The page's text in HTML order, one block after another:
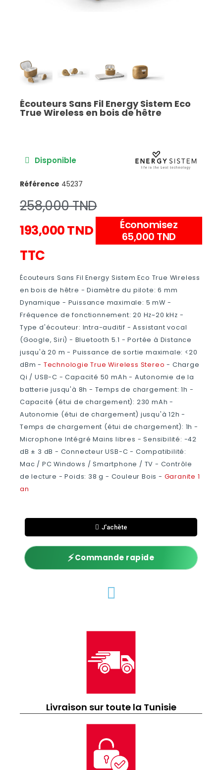
Écouteurs Sans Fil Energy Sistem Eco
True Wireless en bois de hêtre
Disponible
Référence 45237
258,000 TND
193,000 TND
Économisez
65,000 TND
TTC
Écouteurs Sans Fil Energy Sistem Eco True Wireless
en bois de hêtre - Diamètre du pilote: 6 mm
Dynamique - Puissance maximale: 5 mW -
Fréquence de fonctionnement: 20 Hz~20 kHz -
Type d'écouteur: Intra-auditif - Assistant vocal
(Google, Siri) - Bluetooth 5.1 - Portée à Distance
jusqu'à 20 m - Puissance de sortie maximale: <20
dBm - Technologie True Wireless Stereo- Charge
Qi / USB-C - Capacité 50 mAh - Autonomie de la
batterie jusqu'à 8h - Temps de chargement: 1h -
Capacité (étui de chargement): 230 mAh -
Autonomie (étui de chargement) jusqu'à 12h -
Temps de chargement (étui de chargement): 1h -
Microphone Intégré Mains libres - Sensibilité: -42
dB ± 3 dB - Connecteur USB-C - Compatibilité:
Mac / PC Windows / Smartphone / TV - Contrôle
de lecture - Poids: 38 g - Couleur Bois - Garanite 1
an
J'achète
⚡Commande rapide
Livraison sur toute la Tunisie